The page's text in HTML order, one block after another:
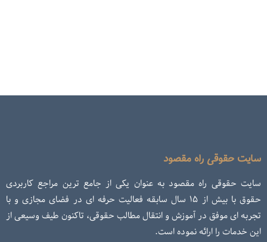
سایت حقوقی راه مقصود
سایت حقوقی راه مقصود به عنوان یکی از جامع ترین مراجع کاربردی
حقوق با بیش از ۱۵ سال سابقه فعالیت حرفه ای در فضای مجازی و با
تجربه ای موفق در آموزش و انتقال مطالب حقوقی، تاکنون طیف وسیعی از
این خدمات را ارائه نموده است.